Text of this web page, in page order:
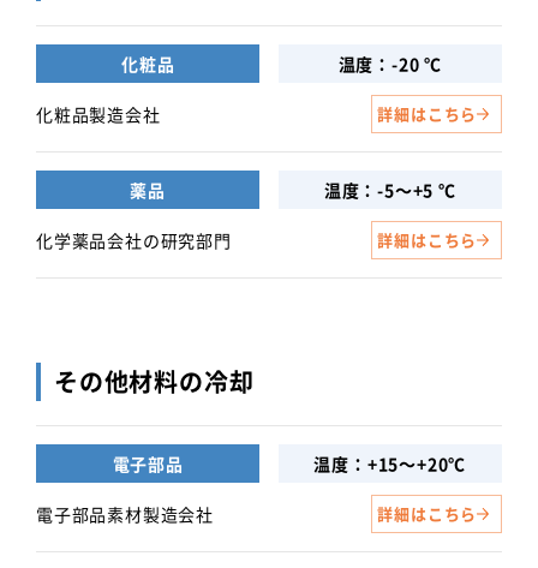
化粧品 温度：-20 ℃
化粧品製造会社 詳細はこちら
薬品 温度：-5～+5 ℃
化学薬品会社の研究部門 詳細はこちら
その他材料の冷却
電子部品 温度：+15～+20℃
電子部品素材製造会社 詳細はこちら